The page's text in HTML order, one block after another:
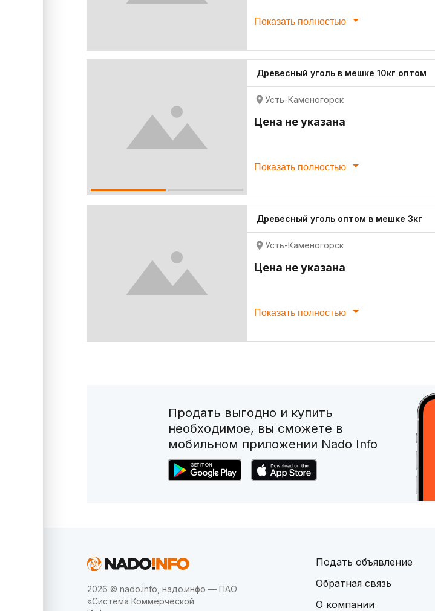
Показать полностью
Древесный уголь в мешке 10кг оптом
Усть-Каменогорск
Цена не указана
Показать полностью
Древесный уголь оптом в мешке 3кг
Усть-Каменогорск
Цена не указана
Показать полностью
Продать выгодно и купить
необходимое, вы сможете в
мобильном приложении Nado Info
2026 © nado.info, надо.инфо — ПАО
«Система Коммерческой
Подать объявление
Обратная связь
О компании